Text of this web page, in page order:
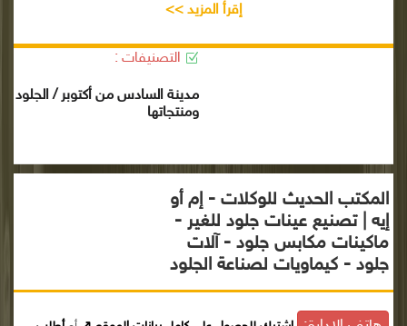
إقرأ المزيد >>
التصنيفات :
مدينة السادس من أكتوبر / الجلود
ومنتجاتها
المكتب الحديث للوكلات - إم أو
إيه | تصنيع عينات جلود للغير -
ماكينات مكابس جلود - آلات
جلود - كيماويات لصناعة الجلود